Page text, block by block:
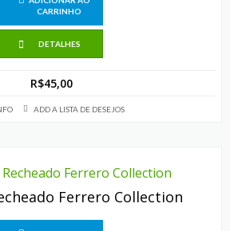
CARRINHO
DETALHES
R$45,00
ADD A LISTA DE DESEJOS
Ferrero Collection